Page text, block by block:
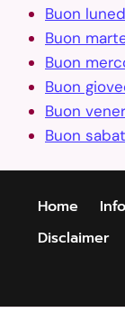
Buon
Buon
Buon
Buon
Buon
Buon
Home
Disclaimer